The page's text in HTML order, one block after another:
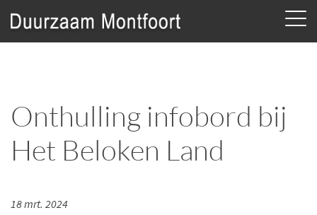
Onthulling infobord bij
Het Beloken Land
18 mrt. 2024